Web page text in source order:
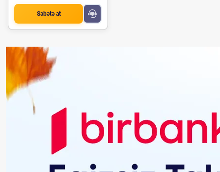
Səbətə at